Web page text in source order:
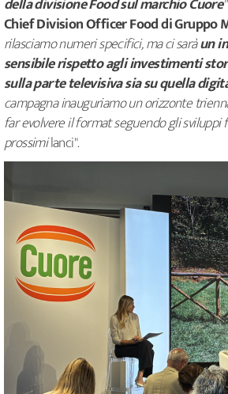
della divisione Food sul marchio Cuore
Chief Division Officer Food di Gruppo
rilasciamo numeri specifici, ma ci saràun
sensibile rispetto agli investimenti
sulla parte televisiva sia su quella
campagna inauguriamo un orizzonte
far evolvere il format seguendo gli sviluppi
prossimilanci".